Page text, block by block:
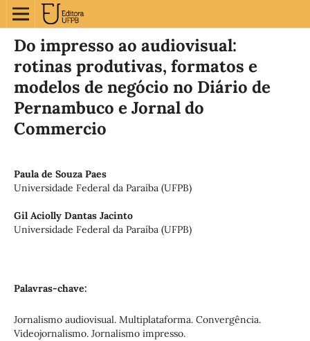
Do impresso ao audiovisual:
rotinas produtivas, formatos e
modelos de negócio no Diário de
Pernambuco e Jornal do
Commercio
Paula de Souza Paes
Universidade Federal da Paraíba (UFPB)
Gil Aciolly Dantas Jacinto
Universidade Federal da Paraíba (UFPB)
Palavras-chave:
Jornalismo audiovisual. Multiplataforma. Convergência.
Videojornalismo. Jornalismo impresso.